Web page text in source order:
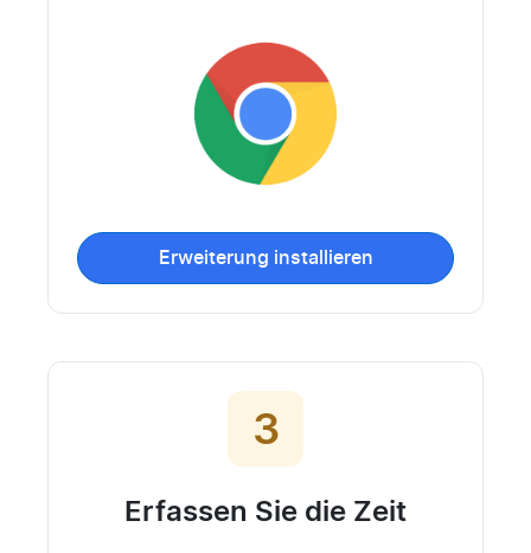
Erweiterung installieren
3
Erfassen Sie die Zeit